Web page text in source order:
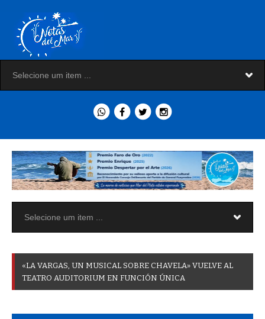
«LA VARGAS UN MUSICAL SOBRE CHAVELA» VUELVE AL
TEATRO AUDITORIUM EN FUNCIÓN ÚNICA